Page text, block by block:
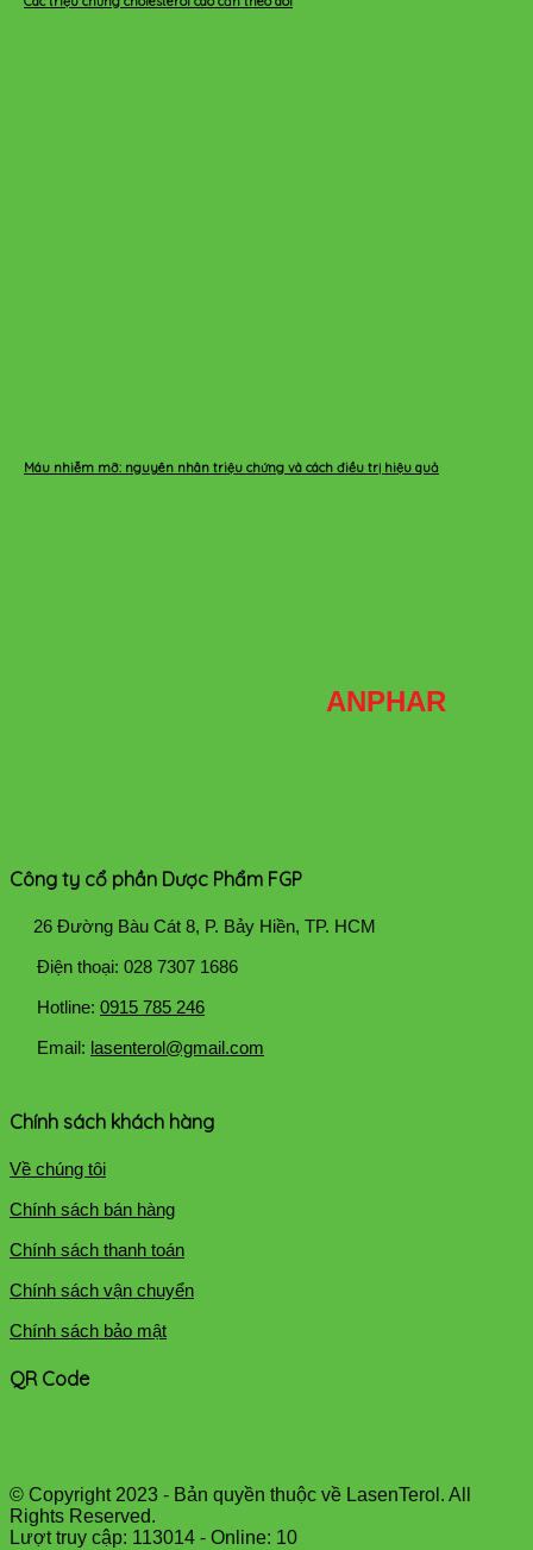
Máu nhiễm mỡ: nguyên nhân triệu chứng và cách điều trị hiệu quả
ANPHAR
Công ty cổ phần Dược Phẩm FGP
26 Đường Bàu Cát 8, P. Bảy Hiền, TP. HCM
Điện thoại: 028 7307 1686
Hotline: 0915 785 246
Email: lasenterol@gmail.com
Chính sách khách hàng
Về chúng tôi
Chính sách bán hàng
Chính sách thanh toán
Chính sách vận chuyển
Chính sách bảo mật
QR Code
© Copyright 2023 - Bản quyền thuộc về LasenTerol. All
Rights Reserved.
Lượt truy cập: 113014 - Online: 10